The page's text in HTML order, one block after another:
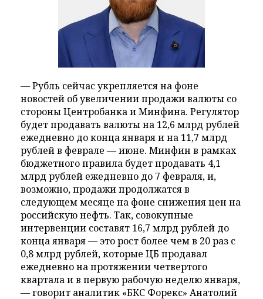
— Рубль сейчас укрепляется на фоне
новостей об увеличении продажи валюты со
стороны Центробанка и Минфина. Регулятор
будет продавать валюты на 12,6 млрд рублей
ежедневно до конца января и на 11,7 млрд
рублей в феврале — июне. Минфин в рамках
бюджетного правила будет продавать 4,1
млрд рублей ежедневно до 7 февраля, и,
возможно, продажи продолжатся в
следующем месяце на фоне снижения цен на
российскую нефть. Так, совокупные
интервенции составят 16,7 млрд рублей до
конца января — это рост более чем в 20 раз с
0,8 млрд рублей, которые ЦБ продавал
ежедневно на протяжении четвертого
квартала и в первую рабочую неделю января,
— говорит аналитик «БКС Форекс» Анатолий